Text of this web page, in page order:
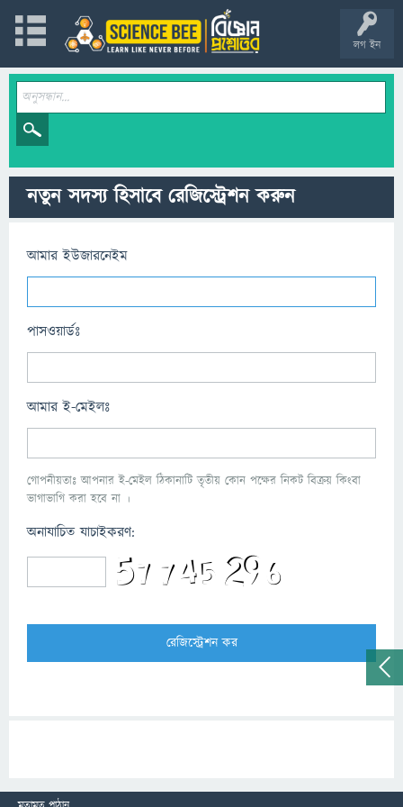
লগ ইন
নতুন সদস্য হিসাবে রেজিস্ট্রেশন করুন
আমার ইউজারনেইম
পাসওয়ার্ডঃ
আমার ই-মেইলঃ
গোপনীয়তাঃ আপনার ই-মেইল ঠিকানাটি তৃতীয় কোন পক্ষের নিকট বিক্রয় কিংবা
ভাগাভাগি করা হবে না ।
অনাযাচিত যাচাইকরণ: